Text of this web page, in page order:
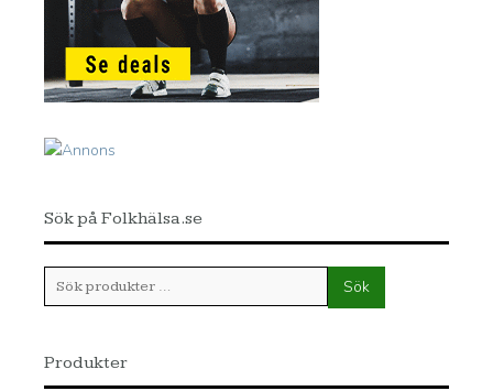
Sök på Folkhälsa.se
Sök
efter:
Sök
Produkter